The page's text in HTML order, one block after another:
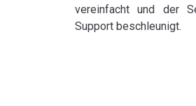
vereinfacht und der
Support beschleunigt.